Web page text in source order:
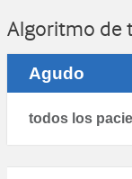
Algoritmo de
Agudo
todos los